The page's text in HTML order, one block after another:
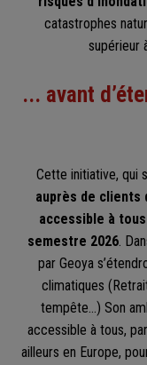
catastrophes
supérieur
... avant
Cette initiative, qui
auprès de clients
accessible à
semestre 2026.
par Geoya
climatiques
tempête…) Son
accessible à tous,
ailleurs en Europe,